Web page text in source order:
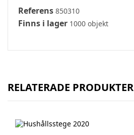
Referens 850310
Finns i lager 1000 objekt
RELATERADE PRODUKTER